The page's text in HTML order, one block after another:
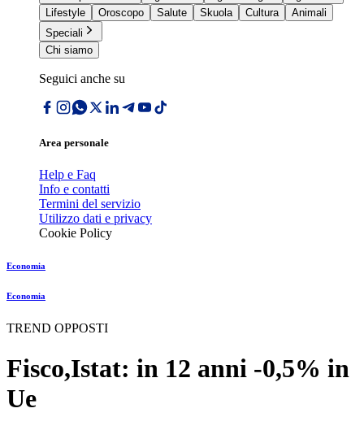
Lifestyle
Oroscopo Salute Skuola Cultura
Animali
Speciali
Chi siamo
Seguici anche su
Area personale
Help e Faq
Info e contatti
Termini del servizio
Utilizzo dati e privacy
Cookie Policy
Economia
Economia
TREND OPPOSTI
Fisco,Istat: in 12 anni -0,5% in
Ue